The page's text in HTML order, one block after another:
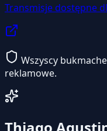
Transmisje dostępne
Wszyscy
reklamowe.
Thiago